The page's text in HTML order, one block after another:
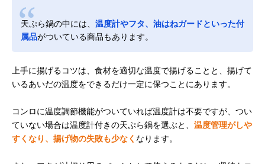
天ぷら鍋の中には、 温度計やフタ、油はねガードといった付
属品がついている商品もあります。
上手に揚げるコツは、食材を適切な温度で揚げることと、揚げて
いるあいだの温度をできるだけ一定に保つことにあります。
コンロに温度調節機能がついていれば温度計は不要ですが、つい
ていない場合は温度計付きの天ぷら鍋を選ぶと、 温度管理がしや
すくなり、揚げ物の失敗も少なく なります。